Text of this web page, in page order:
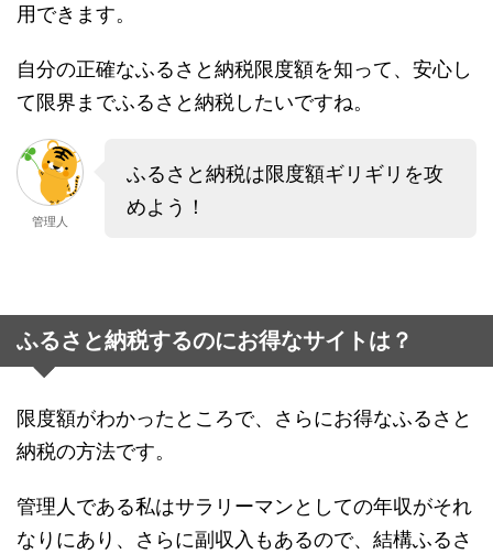
用できます。
自分の正確なふるさと納税限度額を知って、安心し
て限界までふるさと納税したいですね。
管理人
ふるさと納税は限度額ギリギリを攻
めよう！
ふるさと納税するのにお得なサイトは？
限度額がわかったところで、さらにお得なふるさと
納税の方法です。
管理人である私はサラリーマンとしての年収がそれ
なりにあり、さらに副収入もあるので、結構ふるさ